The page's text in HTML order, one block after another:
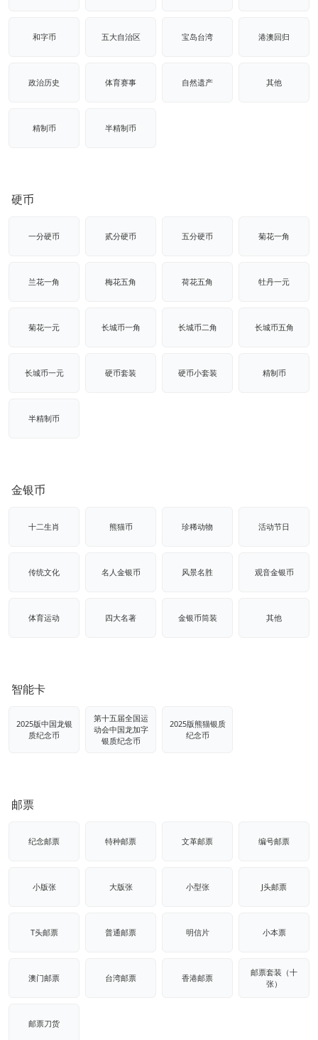
和字币 五大自治区 宝岛台湾 港澳回归
政治历史 体育赛事 自然遗产 其他
精制币 半精制币
硬币
一分硬币 贰分硬币 五分硬币 菊花一角
兰花一角 梅花五角 荷花五角 牡丹一元
菊花一元 长城币一角 长城币二角 长城币五角
长城币一元 硬币套装 硬币小套装 精制币
半精制币
金银币
十二生肖 熊猫币 珍稀动物 活动节日
传统文化 名人金银币 风景名胜 观音金银币
体育运动 四大名著 金银币筒装 其他
智能卡
2025版中国龙银
质纪念币
第十五届全国运
动会中国龙加字
银质纪念币
2025版熊猫银质
纪念币
邮票
纪念邮票 特种邮票 文革邮票 编号邮票
小版张 大版张 小型张 J头邮票
T头邮票 普通邮票 明信片 小本票
澳门邮票 台湾邮票 香港邮票
邮票套装（十
张）
邮票刀货